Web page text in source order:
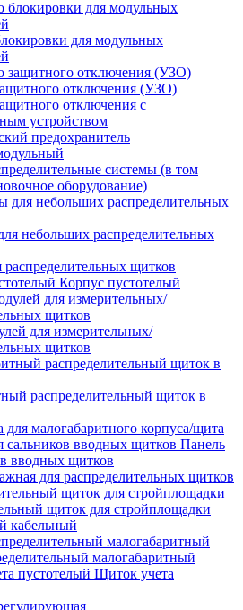
для модульных
отключения (УЗО)
отключения с
устройством
предохранитель
системы (в том
оборудование)
небольших распределительных
распределительных щитков
Корпус пустотелый
для измерительных/
щитков
распределительный щиток в
для малогабаритного корпуса/щита
Панель
вводных щитков
для распределительных щитков
щиток для стройплощадки
кабельный
малогабаритный
Щиток учета